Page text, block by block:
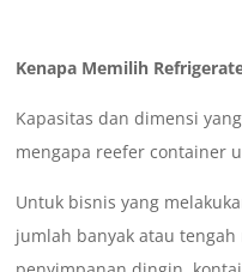
Kenapa Memilih
Kapasitas dan dimensi
mengapa reefer container
Untuk bisnis yang
jumlah banyak atau